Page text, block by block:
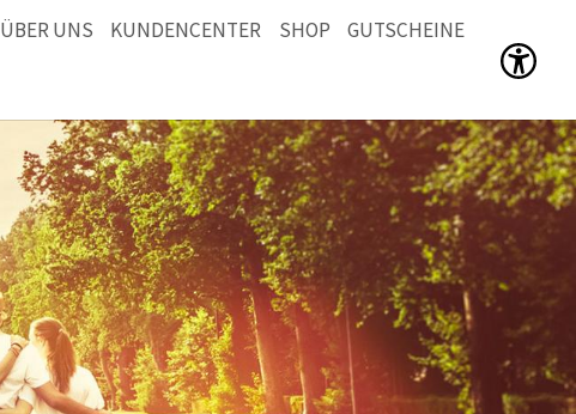
ÜBER UNS KUNDENCENTER SHOP GUTSCHEINE